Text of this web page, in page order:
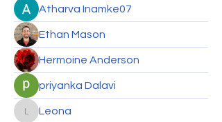
Atharva Inamke07
Ethan Mason
Hermoine Anderson
priyanka Dalavi
LeonaLeona